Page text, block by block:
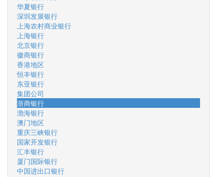
华夏银行
深圳发展银行
上海农村商业银行
上海银行
北京银行
徽商银行
香港地区
恒丰银行
东亚银行
集团公司
浙商银行
渤海银行
澳门地区
重庆三峡银行
国家开发银行
汇丰银行
厦门国际银行
中国进出口银行